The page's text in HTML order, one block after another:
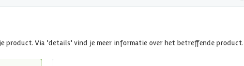
product. Via 'details' vind je meer informatie over het betreffende product.